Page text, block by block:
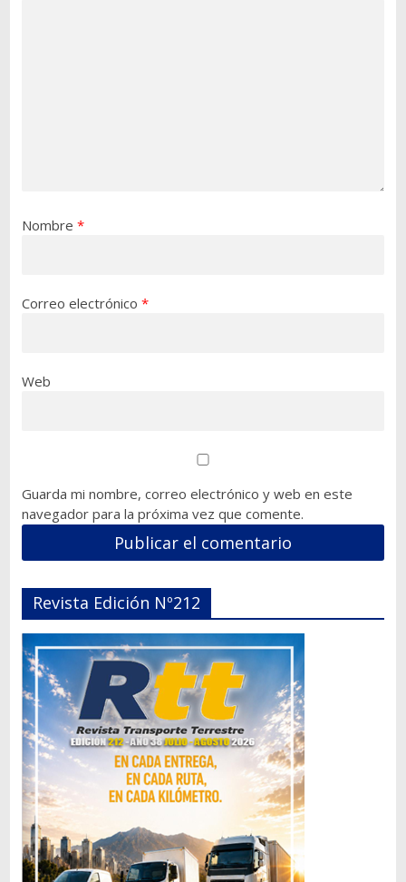
Nombre *
Correo electrónico *
Web
Guarda mi nombre, correo electrónico y web en este
navegador para la próxima vez que comente.
Revista Edición Nº212